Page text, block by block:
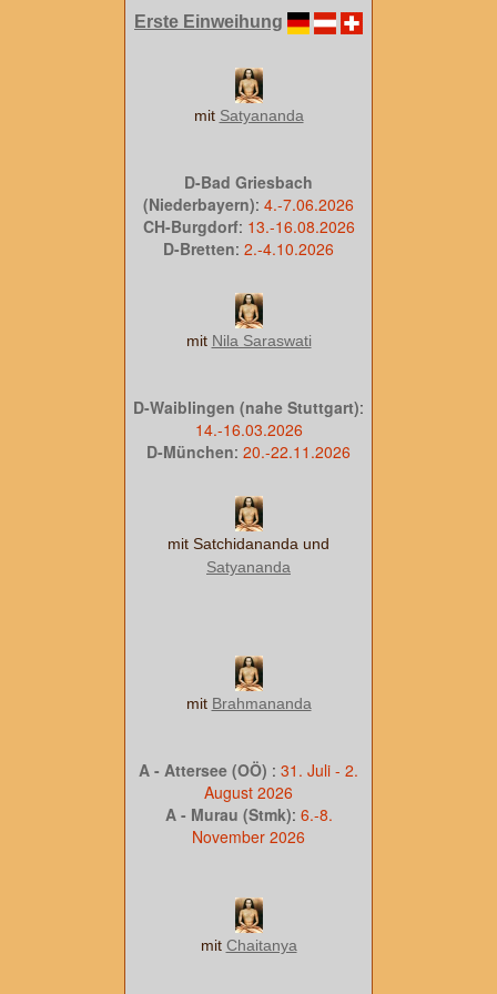
Erste Einweihung
mit Satyananda
D-Bad Griesbach
(Niederbayern): 4.-7.06.2026
CH-Burgdorf: 13.-16.08.2026
D-Bretten: 2.-4.10.2026
mit Nila Saraswati
D-Waiblingen (nahe Stuttgart):
14.-16.03.2026
D-München: 20.-22.11.2026
mit Satchidananda und
Satyananda
mit Brahmananda
A - Attersee (OÖ) : 31. Juli - 2.
August 2026
A - Murau (Stmk): 6.-8.
November 2026
mit Chaitanya